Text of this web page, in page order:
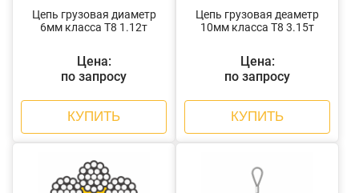
Цепь грузовая диаметр
6мм класса Т8 1.12т
Цена:
по запросу
КУПИТЬ
Цепь грузовая деаметр
10мм класса Т8 3.15т
Цена:
по запросу
КУПИТЬ